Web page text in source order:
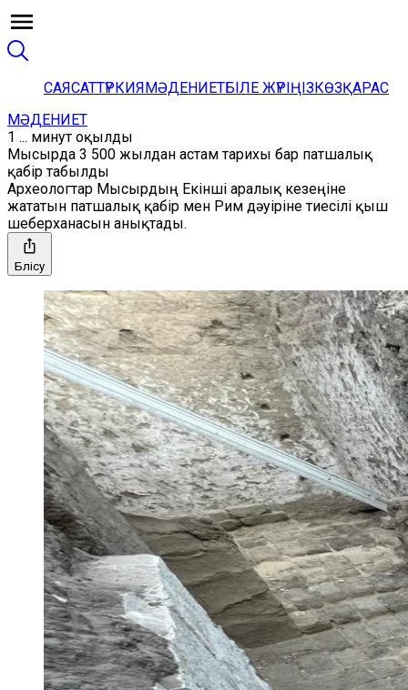
САЯСАТТҮРКИЯМӘДЕНИЕТБІЛЕ ЖҮРІҢІЗКӨЗҚАРАС
МӘДЕНИЕТ
1 ... минут оқылды
Мысырда 3 500 жылдан астам тарихы бар патшалық
қабір табылды
Археологтар Мысырдың Екінші аралық кезеңіне
жататын патшалық қабір мен Рим дәуіріне тиесілі қыш
шеберханасын анықтады.
Бөлісу